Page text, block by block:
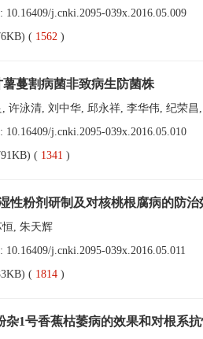
10.16409/j.cnki.2095-039x.2016.05.009
( 1562 )
蔓割病菌非致病生防菌株
许泳清, 刘中华, 邱永祥, 李华伟, 纪荣
10.16409/j.cnki.2095-039x.2016.05.010
( 1341 )
性粉剂研制及对核桃根腐病的防治
, 朱天辉
10.16409/j.cnki.2095-039x.2016.05.011
( 1814 )
杂1号香蕉枯萎病的效果和对根系